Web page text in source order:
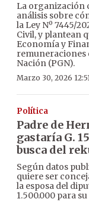
La organización
análisis sobre
la Ley Nº 7445/
Civil, y plantean
Economía y
remuneraciones
Nación (PGN).
Marzo 30, 2026
Política
Padre de
gastaría G.
busca del
Según datos
quiere ser
la esposa del
1.500.000 para